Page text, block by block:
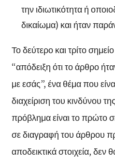
την ιδιωτικότητα ή
δικαίωμα) και ήταν
Το δεύτερο και τρίτο
“απόδειξη ότι το άρθρο
με εσάς”, ένα θέμα που
διαχείριση του κινδύνου
πρόβλημα είναι το πρώτο
σε διαγραφή του άρθρου
αποδεικτικά στοιχεία, δεν